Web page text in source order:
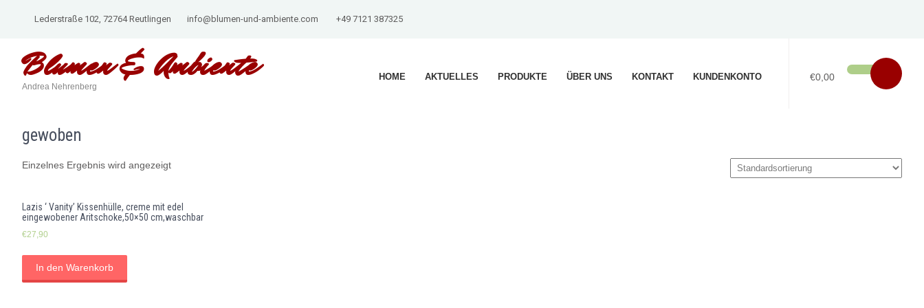
Lederstraße 102, 72764 Reutlingen info@blumen-und-ambiente.com +49 7121 387325
Blumen &Ambiente
Andrea Nehrenberg
€0,00
HOME AKTUELLES PRODUKTE ÜBER UNS KONTAKT KUNDENKONTO
gewoben
Einzelnes Ergebnis wird angezeigt
Lazis ‘ Vanity’ Kissenhülle, creme mit edel
eingewobener Aritschoke,50×50 cm,waschbar
€27,90
In den Warenkorb